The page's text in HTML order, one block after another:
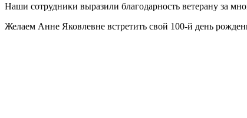
Наши сотрудники выразили благодарность ветерану за
Желаем Анне Яковлевне встретить свой 100-й день